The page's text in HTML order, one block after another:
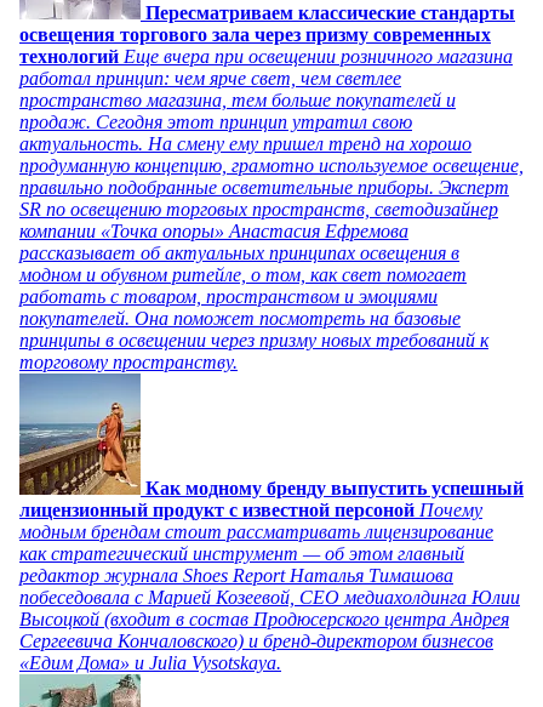
Пересматриваем классические стандарты
освещения торгового зала через призму современных
технологий Еще вчера при освещении розничного магазина
работал принцип: чем ярче свет, чем светлее
пространство магазина, тем больше покупателей и
продаж. Сегодня этот принцип утратил свою
актуальность. На смену ему пришел тренд на хорошо
продуманную концепцию, грамотно используемое освещение,
правильно подобранные осветительные приборы. Эксперт
SR по освещению торговых пространств, светодизайнер
компании «Точка опоры» Анастасия Ефремова
рассказывает об актуальных принципах освещения в
модном и обувном ритейле, о том, как свет помогает
работать с товаром, пространством и эмоциями
покупателей. Она поможет посмотреть на базовые
принципы в освещении через призму новых требований к
торговому пространству.
Как модному бренду выпустить успешный
лицензионный продукт с известной персоной Почему
модным брендам стоит рассматривать лицензирование
как стратегический инструмент — об этом главный
редактор журнала Shoes Report Наталья Тимашова
побеседовала с Марией Козеевой, СЕО медиахолдинга Юлии
Высоцкой (входит в состав Продюсерского центра Андрея
Сергеевича Кончаловского) и бренд-директором бизнесов
«Едим Дома» и Julia Vysotskaya.